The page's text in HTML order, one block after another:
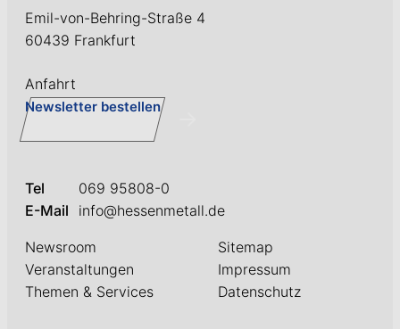
Emil-von-Behring-Straße 4
60439 Frankfurt
Anfahrt
Newsletter bestellen
Tel
069 95808-0
E-Mail
info@hessenmetall.de
Newsroom
Veranstaltungen
Themen & Services
Sitemap
Impressum
Datenschutz